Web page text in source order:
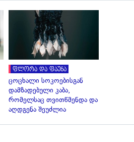
ფლორა და ფაუნა
ცოცხალი სოკოებისგან
დამზადებული კაბა,
რომელსაც თვითწმენდა და
აღდგენა შეუძლია